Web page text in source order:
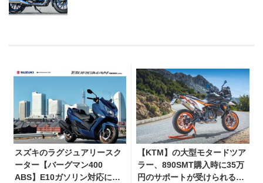
スズキのラグジュアリースク
ーター【バーグマン400
ABS】E10ガソリン対応に仕
【KTM】の大型モタードツア
ラー、890SMT購入時に35万
円のサポートが受けられるキ